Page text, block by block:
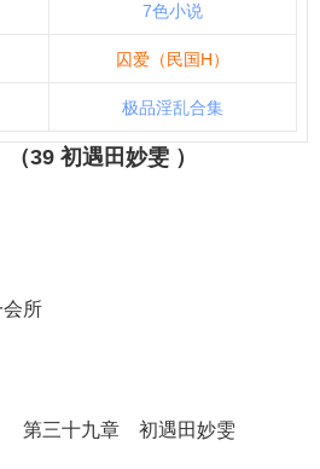
7色小说
囚爱（民国H）
极品淫乱合集
39 初遇田妙雯 ）
所
初遇田妙雯